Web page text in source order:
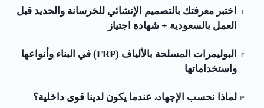
اختبر معرفتك بالتصميم الإنشائي للخرسانة والحديد قبل
العمل بالسعودية + شهادة اجتياز
البوليمرات المسلحة بالألياف (FRP) في البناء وأنواعها
واستخداماتها
لماذا نحسب الإجهاد، عندما يكون لدينا قوى داخلية؟